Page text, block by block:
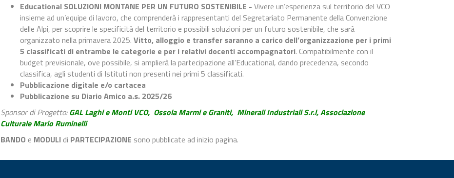
Educational SOLUZIONI MONTANE PER UN FUTURO SOSTENIBILE -Vivere un’esperienza sul territorio del VCO
insieme ad un’equipe di lavoro, che comprenderà i rappresentanti del Segretariato Permanente della Convenzione
delle Alpi, per scoprire le specificità del territorio e possibili soluzioni per un futuro sostenibile, che sarà
organizzato nella primavera 2025.Vitto, alloggio e transfer saranno a carico dell’organizzazione per i primi
5 classificati di entrambe le categorie e per i relativi docenti accompagnatori. Compatibilmente con il
budget previsionale, ove possibile, si amplierà la partecipazione all’Educational, dando precedenza, secondo
classifica, agli studenti di Istituti non presenti nei primi 5 classificati.
Pubblicazione digitale e/o cartacea
Pubblicazione su Diario Amico a.s. 2025/26
Sponsor di Progetto:GAL Laghi e Monti VCO, Ossola Marmi e Graniti, Minerali Industriali S.r.l, Associazione
Culturale Mario Ruminelli
BANDO e MODULIdi PARTECIPAZIONE sono pubblicate ad inizio pagina.